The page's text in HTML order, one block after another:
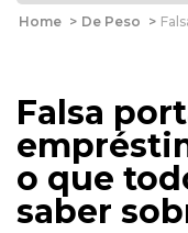
Home > De Peso >
Falsa
o que
saber